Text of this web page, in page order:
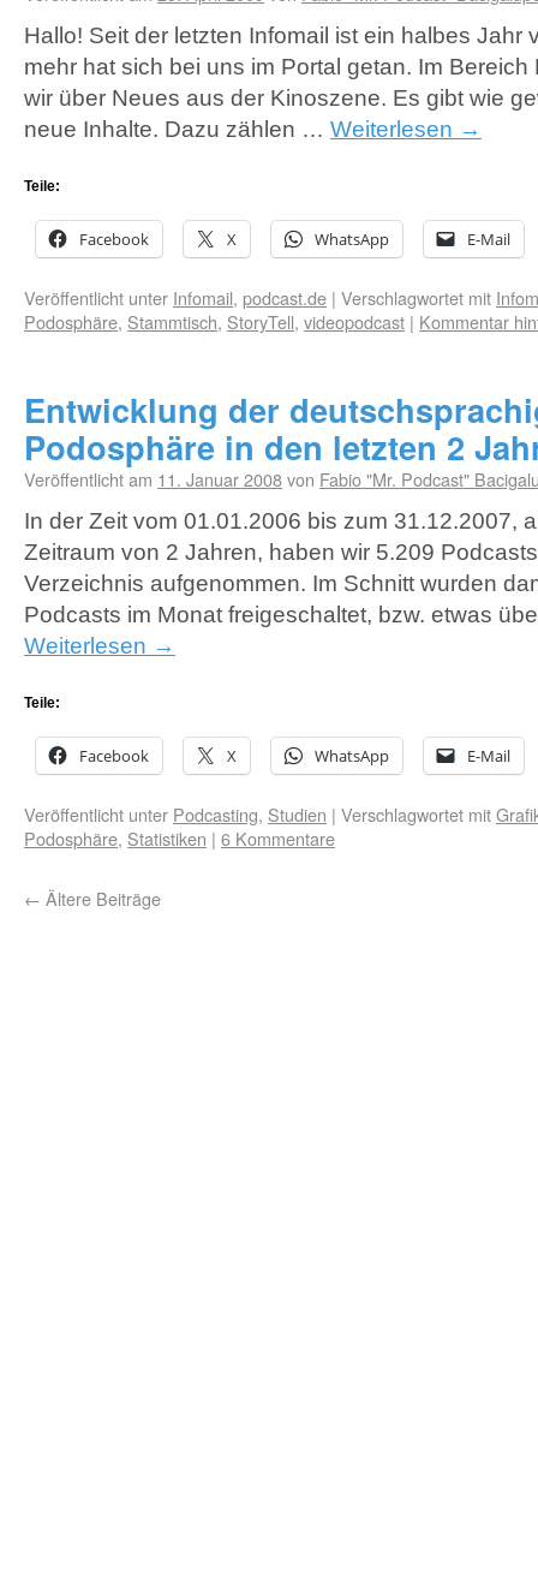
Hallo! Seit der letzten Infomail ist ein halbes Jahr
mehr hat sich bei uns im Portal getan. Im
wir über Neues aus der Kinoszene. Es gibt wie
neue Inhalte. Dazu zählen … Weiterlesen →
Teile:
Facebook X WhatsApp E-Mail
Veröffentlicht unter Infomail, podcast.de | Verschlagwortet mit
Podosphäre, Stammtisch, StoryTell, videopodcast | Kommentar
Entwicklung der
Podosphäre in den letzten 2
Veröffentlicht am 11. Januar 2008von Fabio "Mr. Podcast"
In der Zeit vom 01.01.2006 bis zum 31.12.2007,
Zeitraum von 2 Jahren, haben wir 5.209
Verzeichnis aufgenommen. Im Schnitt wurden
Podcasts im Monat freigeschaltet, bzw. etwas
Weiterlesen →
Teile:
Facebook X WhatsApp E-Mail
Veröffentlicht unter Podcasting, Studien | Verschlagwortet mit
Podosphäre, Statistiken | 6 Kommentare
← Ältere Beiträge